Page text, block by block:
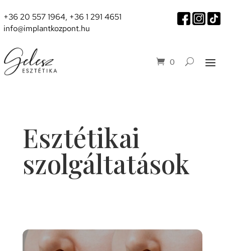
+36 20 557 1964, +36 1 291 4651
info@implantkozpont.hu
0
Esztétikai
szolgáltatások